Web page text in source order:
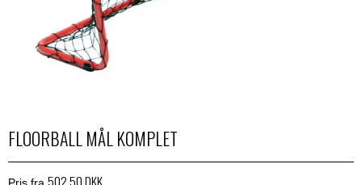
FLOORBALL MÅL KOMPLET